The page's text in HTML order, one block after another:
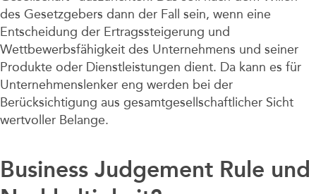
des Gesetzgebers dann der Fall sein, wenn eine
Entscheidung der Ertragssteigerung und
Wettbewerbsfähigkeit des Unternehmens und seiner
Produkte oder Dienstleistungen dient. Da kann es für
Unternehmenslenker eng werden bei der
Berücksichtigung aus gesamtgesellschaftlicher Sicht
wertvoller Belange.
Business Judgement Rule und